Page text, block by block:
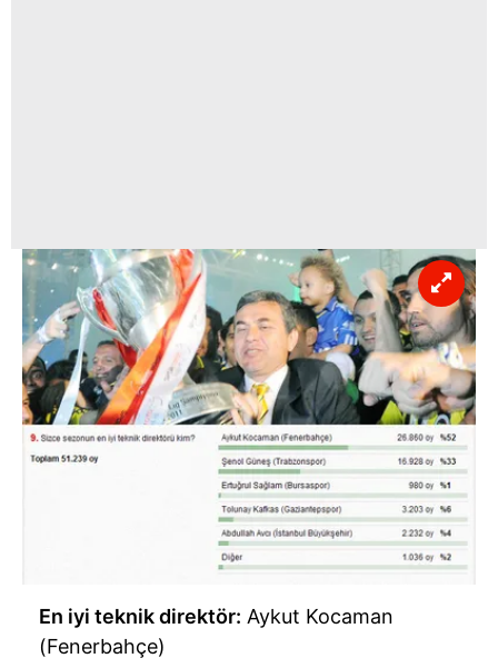
En iyi teknik direktör: Aykut Kocaman
(Fenerbahçe)